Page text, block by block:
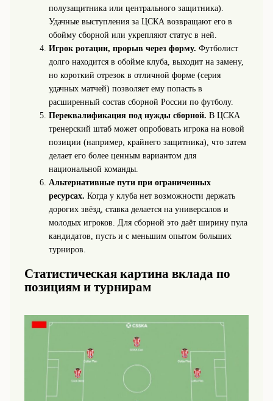
полузащитника или центрального защитника).
Удачные выступления за ЦСКА возвращают его в
обойму сборной или укрепляют статус в ней.
Игрок ротации, прорыв через форму. Футболист
долго находится в обойме клуба, выходит на замену,
но короткий отрезок в отличной форме (серия
удачных матчей) позволяет ему попасть в
расширенный состав сборной России по футболу.
Переквалификация под нужды сборной. В ЦСКА
тренерский штаб может опробовать игрока на новой
позиции (например, крайнего защитника), что затем
делает его более ценным вариантом для
национальной команды.
Альтернативные пути при ограниченных
ресурсах. Когда у клуба нет возможности держать
дорогих звёзд, ставка делается на универсалов и
молодых игроков. Для сборной это даёт ширину пула
кандидатов, пусть и с меньшим опытом больших
турниров.
Статистическая картина вклада по
позициям и турнирам